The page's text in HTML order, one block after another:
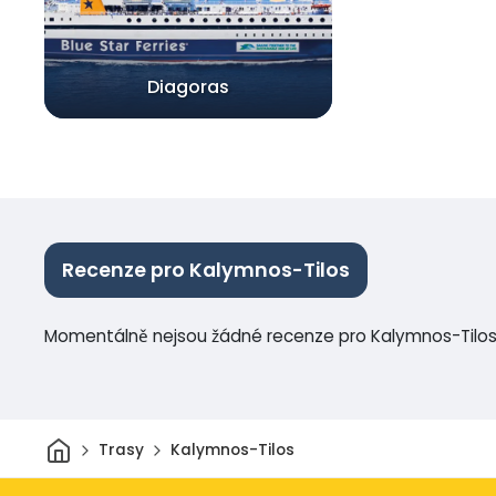
Diagoras
Recenze pro Kalymnos-Tilos
Momentálně nejsou žádné recenze pro Kalymnos-Tilos
Domov
Trasy Kalymnos-Tilos